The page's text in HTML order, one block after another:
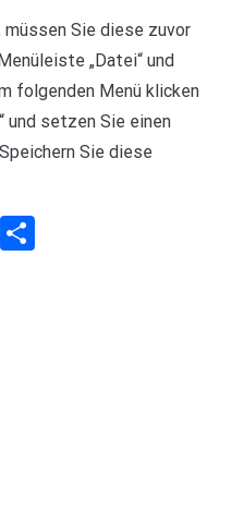
müssen Sie diese zuvor
„Datei“ und
folgenden Menü klicken
und setzen Sie einen
Sie diese
Telegram